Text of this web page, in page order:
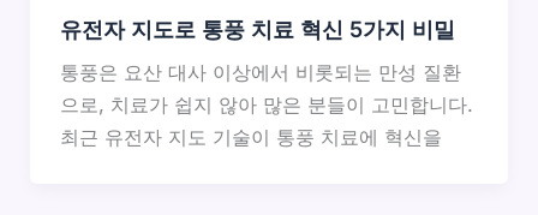
유전자 지도로 통풍 치료 혁신 5가지 비밀
통풍은 요산 대사 이상에서 비롯되는 만성 질환
으로, 치료가 쉽지 않아 많은 분들이 고민합니다.
최근 유전자 지도 기술이 통풍 치료에 혁신을